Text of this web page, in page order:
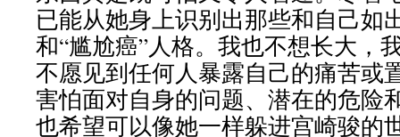
已能从她身上识别出那些和自己如
和“尴尬癌”人格。我也不想长大，
不愿见到任何人暴露自己的痛苦或
害怕面对自身的问题、潜在的危险
也希望可以像她一样躲进宫崎骏的